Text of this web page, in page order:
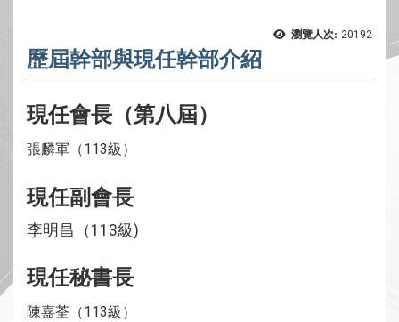
瀏覽人次: 20192
歷屆幹部與現任幹部介紹
現任會長（第八屆）
張麟軍（113級）
現任副會長
李明昌（113級)
現任秘書長
陳嘉荃（113級）